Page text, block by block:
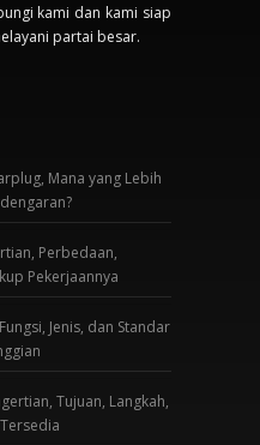
kami dan kami siap
partai besar.
Mana yang Lebih
Perbedaan,
Pekerjaannya
Jenis, dan Standar
Tujuan, Langkah,